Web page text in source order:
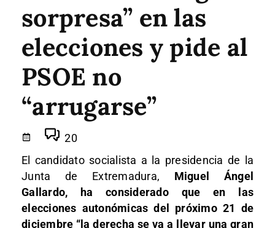
sorpresa” en las
elecciones y pide al
PSOE no
“arrugarse”
20
El candidato socialista a la presidencia de la
Junta de Extremadura, Miguel Ángel
Gallardo, ha considerado que en las
elecciones autonómicas del próximo 21 de
diciembre “la derecha se va a llevar una gran